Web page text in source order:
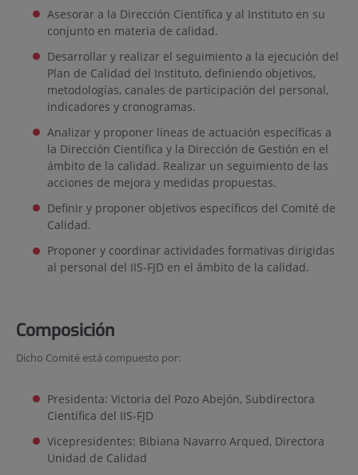
Asesorar a la Dirección Científica y al Instituto en su
conjunto en materia de calidad.
Desarrollar y realizar el seguimiento a la ejecución del
Plan de Calidad del Instituto, definiendo objetivos,
metodologías, canales de participación del personal,
indicadores y cronogramas.
Analizar y proponer líneas de actuación específicas a
la Dirección Científica y la Dirección de Gestión en el
ámbito de la calidad. Realizar un seguimiento de las
acciones de mejora y medidas propuestas.
Definir y proponer objetivos específicos del Comité de
Calidad.
Proponer y coordinar actividades formativas dirigidas
al personal del IIS-FJD en el ámbito de la calidad.
Composición
Dicho Comité está compuesto por:
Presidenta: Victoria del Pozo Abejón, Subdirectora
Científica del IIS-FJD
Vicepresidentes: Bibiana Navarro Arqued, Directora
Unidad de Calidad